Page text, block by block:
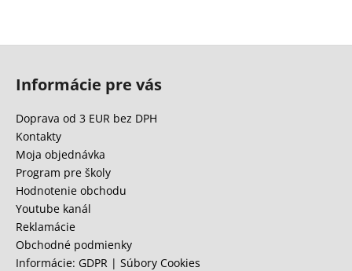
Informácie pre vás
Doprava od 3 EUR bez DPH
Kontakty
Moja objednávka
Program pre školy
Hodnotenie obchodu
Youtube kanál
Reklamácie
Obchodné podmienky
Informácie: GDPR | Súbory Cookies